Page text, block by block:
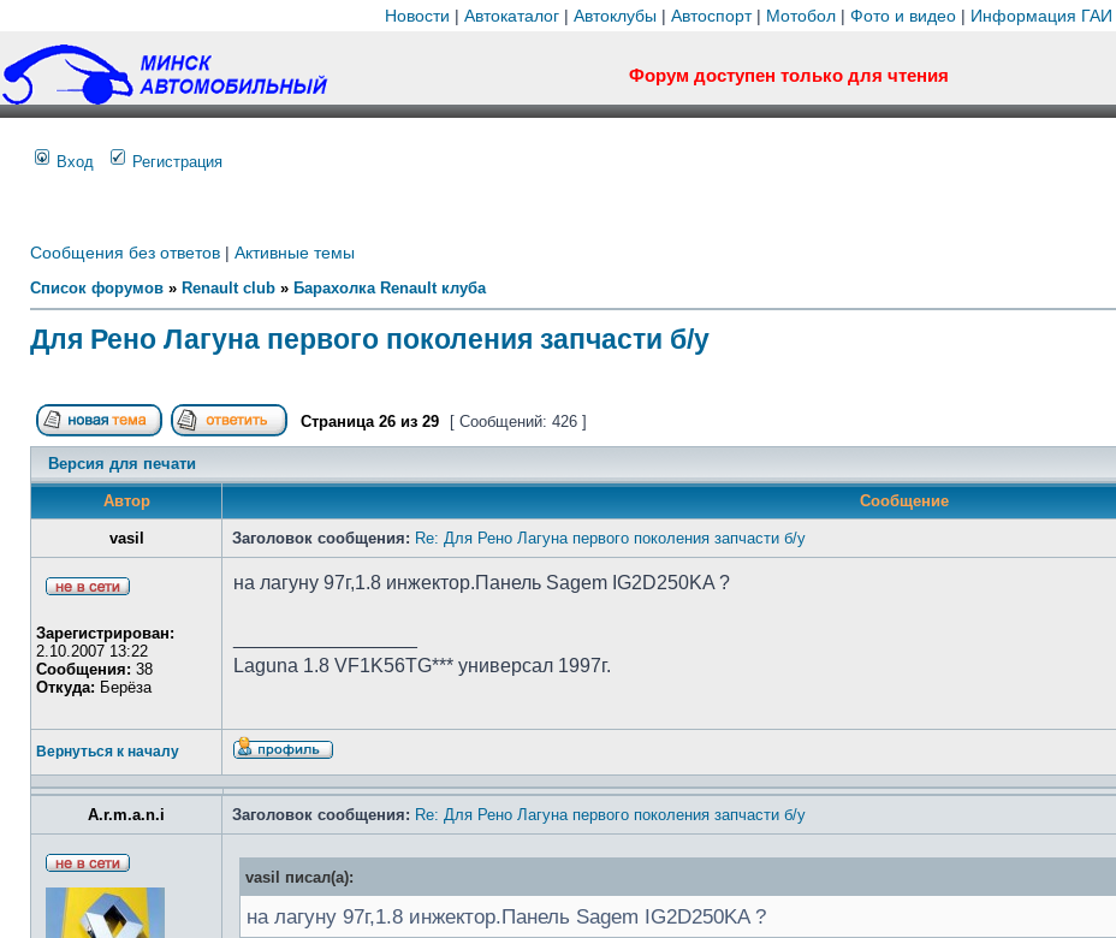
Новости | Автокаталог| Автоклубы| Автоспорт| Мотобол| Фото и видео| Информация ГАИ
Форум доступен только для чтения
Вход Регистрация
Сообщения без ответов | Активные темы
Список форумов » Renault club » Барахолка Renault клуба
Для Рено Лагуна первого поколения запчасти б/у
Страница 26 из 29 [ Сообщений: 426 ]
Версия для печати
Автор Сообщение
vasil Заголовок сообщения: Re: Для Рено Лагуна первого поколения запчасти б/у
Зарегистрирован:
2.10.2007 13:22
Сообщения: 38
Откуда: Берёза
на лагуну 97г,1.8 инжектор.Панель Sagem IG2D250KA ?
Laguna 1.8 VF1K56TG*** универсал 1997г.
Вернуться к началу
A.r.m.a.n.i Заголовок сообщения: Re: Для Рено Лагуна первого поколения запчасти б/у
vasil писал(а):
на лагуну 97г,1.8 инжектор.Панель Sagem IG2D250KA ?